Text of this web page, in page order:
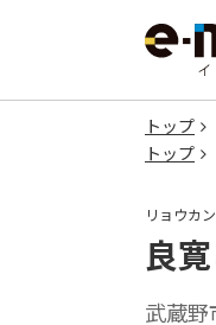
トップ
トップ
リョウカ
良
武蔵